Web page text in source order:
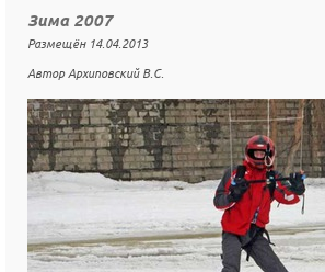
Зима 2007
Размещён 14.04.2013
Автор Архиповский В.С.